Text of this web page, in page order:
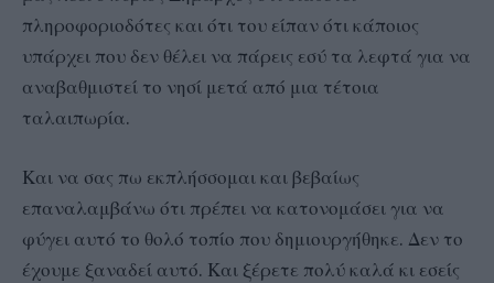
πληροφοριοδότες και ότι του είπαν ότι κάποιος
υπάρχει που δεν θέλει να πάρεις εσύ τα λεφτά για να
αναβαθμιστεί το νησί μετά από μια τέτοια
ταλαιπωρία.
Και να σας πω εκπλήσσομαι και βεβαίως
επαναλαμβάνω ότι πρέπει να κατονομάσει για να
φύγει αυτό το θολό τοπίο που δημιουργήθηκε. Δεν το
έχουμε ξαναδεί αυτό. Και ξέρετε πολύ καλά κι εσείς